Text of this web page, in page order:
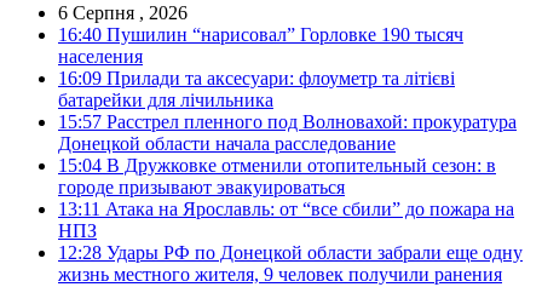
6 Серпня , 2026
16:40 Пушилин “нарисовал” Горловке 190 тысяч
населения
16:09 Прилади та аксесуари: флоуметр та літієві
батарейки для лічильника
15:57 Расстрел пленного под Волновахой: прокуратура
Донецкой области начала расследование
15:04 В Дружковке отменили отопительный сезон: в
городе призывают эвакуироваться
13:11 Атака на Ярославль: от “все сбили” до пожара на
НПЗ
12:28 Удары РФ по Донецкой области забрали еще одну
жизнь местного жителя, 9 человек получили ранения